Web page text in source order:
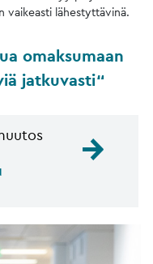
vaikeasti lähestyttävinä.
omaksumaan
jatkuvasti